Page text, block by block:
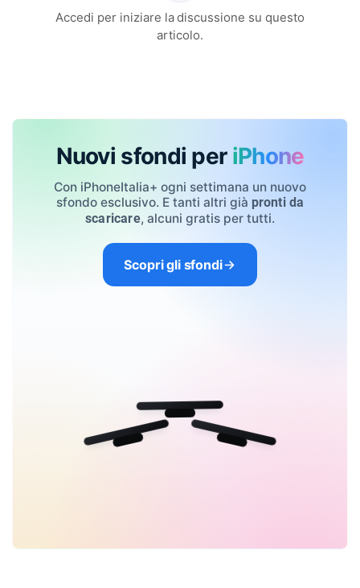
Accedi per iniziare la discussione su questo
articolo.
Nuovi sfondi per iPhone
Con iPhoneItalia+ ogni settimana un nuovo
sfondo esclusivo. E tanti altri già pronti da
scaricare, alcuni gratis per tutti.
Scopri gli sfondi